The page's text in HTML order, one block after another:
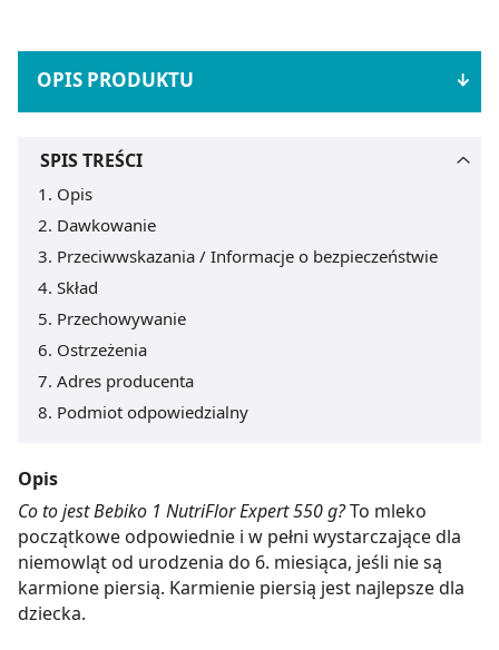
OPIS PRODUKTU
SPIS TREŚCI
Opis
Dawkowanie
Przeciwwskazania / Informacje o bezpieczeństwie
Skład
Przechowywanie
Ostrzeżenia
Adres producenta
Podmiot odpowiedzialny
Opis
Co to jest Bebiko 1 NutriFlor Expert 550 g?To mleko
początkowe odpowiednie i w pełni wystarczające dla
niemowląt od urodzenia do 6. miesiąca, jeśli nie są
karmione piersią. Karmienie piersią jest najlepsze dla
dziecka.